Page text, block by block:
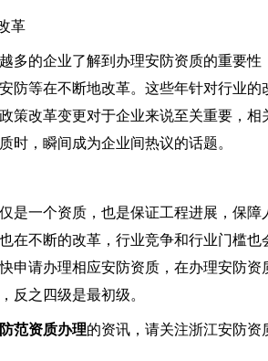
革
的企业了解到办理安防资质的重要性
防等在不断地改革。这些年针对行业
策改革变更对于企业来说至关重要，
时，瞬间成为企业间热议的话题。
一个资质，也是保证工程进展，保障
在不断的改革，行业竞争和行业门槛
申请办理相应安防资质，在办理安防
反之四级是最初级。
范资质办理的资讯，请关注浙江安防资